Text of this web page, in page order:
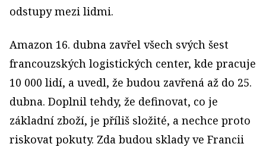
odstupy mezi lidmi.
Amazon 16. dubna zavřel všech svých šest
francouzských logistických center, kde pracuje
10 000 lidí, a uvedl, že budou zavřená až do 25.
dubna. Doplnil tehdy, že definovat, co je
základní zboží, je příliš složité, a nechce proto
riskovat pokuty. Zda budou sklady ve Francii